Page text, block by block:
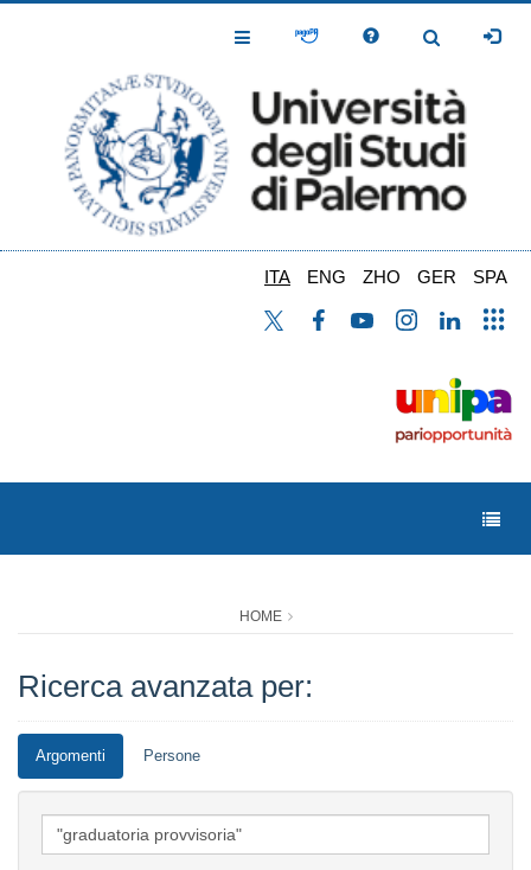
Toggle
Toggle
ITA ENG ZHO GER SPA
HOME
Ricerca avanzata per:
Argomenti Persone